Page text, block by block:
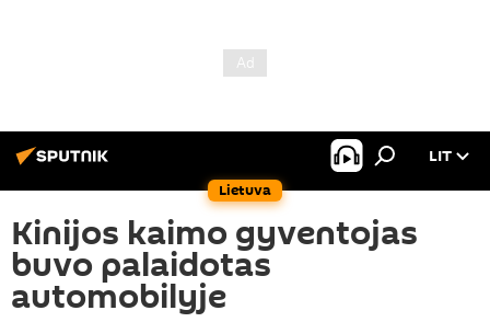
Lietuva
LIT
Kinijos kaimo gyventojas
buvo palaidotas
automobilyje